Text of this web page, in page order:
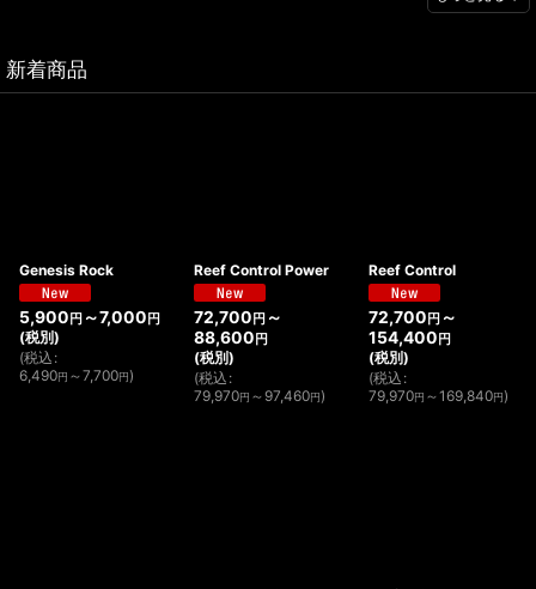
新着商品
Genesis Rock
5,900 円 ～7,000 円
(税別)
(税込 :
6,490円 ～7,700円)
Reef Control Power
72,700 円～
88,600 円
(税別)
(税込 :
79,970円 ～97,460円)
Reef Control
72,700 円～
154,400 円
(税別)
(税込 :
79,970円 ～169,840円)